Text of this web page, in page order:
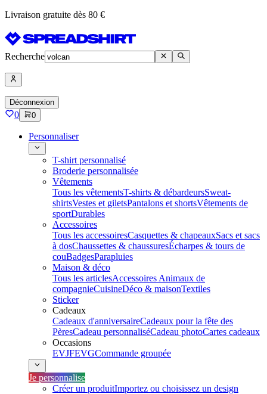
Livraison gratuite dès 80 €
Recherche
Déconnexion
0 0
Personnaliser
T-shirt personnalisé
Broderie personnalisée
Vêtements
Tous les vêtementsT-shirts & débardeursSweat-
shirtsVestes et giletsPantalons et shortsVêtements de
sportDurables
Accessoires
Tous les accessoiresCasquettes & chapeauxSacs et sacs
à dosChaussettes & chaussuresÉcharpes & tours de
couBadgesParapluies
Maison & déco
Tous les articlesAccessoires Animaux de
compagnieCuisineDéco & maisonTextiles
Sticker
Cadeaux
Cadeaux d'anniversaireCadeaux pour la fête des
PèresCadeau personnaliséCadeau photoCartes cadeaux
Occasions
EVJFEVGCommande groupée
Je personnalise
Créer un produitImportez ou choisissez un design